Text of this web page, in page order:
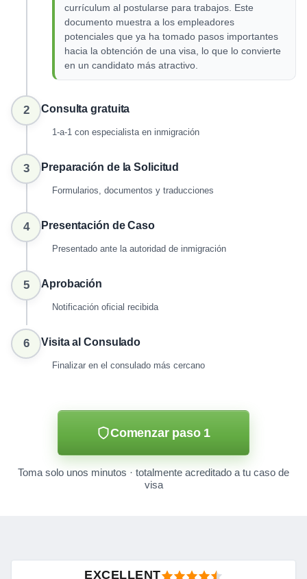
currículum al postularse para trabajos. Este
documento muestra a los empleadores
potenciales que ya ha tomado pasos importantes
hacia la obtención de una visa, lo que lo convierte
en un candidato más atractivo.
2 Consulta gratuita
1-a-1 con especialista en inmigración
3 Preparación de la Solicitud
Formularios, documentos y traducciones
4 Presentación de Caso
Presentado ante la autoridad de inmigración
5 Aprobación
Notificación oficial recibida
6 Visita al Consulado
Finalizar en el consulado más cercano
Comenzar paso 1
Toma solo unos minutos · totalmente acreditado a tu caso de
visa
EXCELLENT